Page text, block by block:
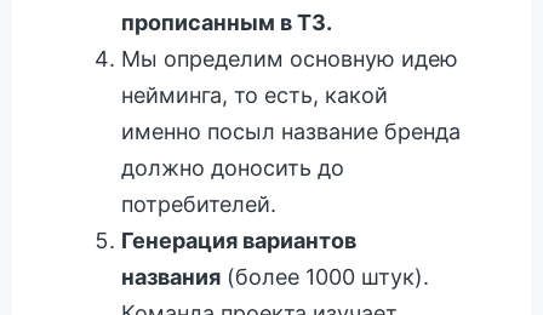
прописанным в ТЗ.
Мы определим основную идею
нейминга, то есть, какой
именно посыл название бренда
должно доносить до
потребителей.
Генерация вариантов
названия (более 1000 штук).